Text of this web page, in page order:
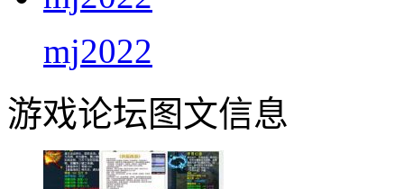
mj2022
游戏论坛图文信息